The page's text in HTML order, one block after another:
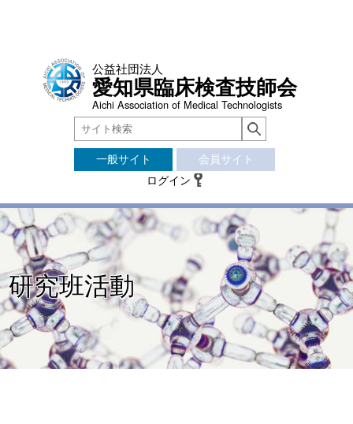
公益社団法人
愛知県臨床検査技師会
Aichi Association of Medical Technologists
一般サイト
会員サイト
ログイン
研究班活動